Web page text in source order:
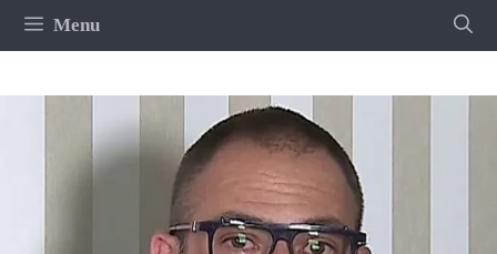
Sari
Menu